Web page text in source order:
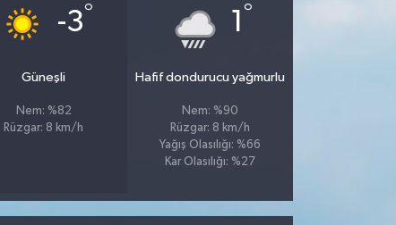
-3°
Güneşli
Nem: %82
Rüzgar: 8 km/h
1 °
Hafif dondurucu yağmurlu
Nem: %90
Rüzgar: 8 km/h
Yağış Olasılığı: %66
Kar Olasılığı: %27